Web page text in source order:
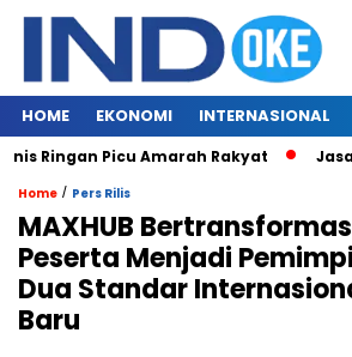
HOME EKONOMI INTERNASIONAL
Picu Amarah Rakyat Jasa
Home / Pers Rilis
MAXHUB
Peserta Menjadi
Dua Standar
Baru